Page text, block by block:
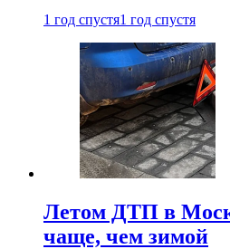
1 год спустя1 год спустя
Летом ДТП в
чаще, чем зимой